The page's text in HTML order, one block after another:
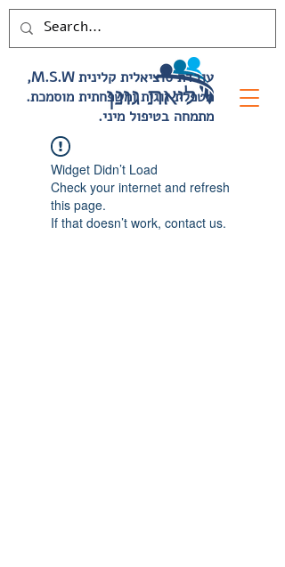
,M.S.W עובדת סוציאלית קלינית
.מטפלת זוגית ומשפחתית מוסמכת
.מתמחה בטיפול מיני
Widget Didn’t Load
Check your internet and refresh
this page.
If that doesn’t work, contact us.